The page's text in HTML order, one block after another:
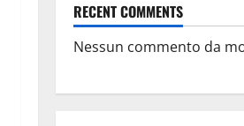
RECENT COMMENTS
Nessun commento da